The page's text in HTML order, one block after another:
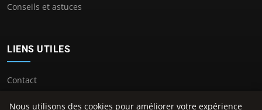
Conseils et astuces
LIENS UTILES
Contact
Nous utilisons des cookies pour améliorer votre expérience